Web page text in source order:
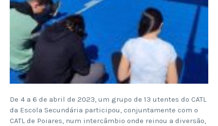
De 4 a 6 de abril de 2023, um grupo de 13 utentes do CATL
da Escola Secundária participou, conjuntamente com o
CATL de Poiares, num intercâmbio onde reinou a diversão,